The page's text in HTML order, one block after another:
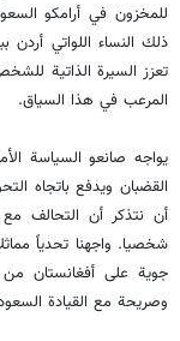
للمخزون في أرامكو
ذلك النساء اللواتي أردن
تعزز السيرة الذاتية
المرعب في هذا السياق.
يواجه صانعو السياسة
القضبان ويدفع باتجاه
أن نتذكر أن التحالف
جوية على أفغانستان
وصريحة مع القيادة